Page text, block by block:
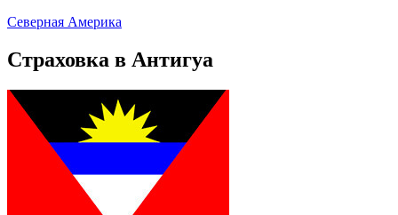
Северная Америка
Страховка в Антигуа